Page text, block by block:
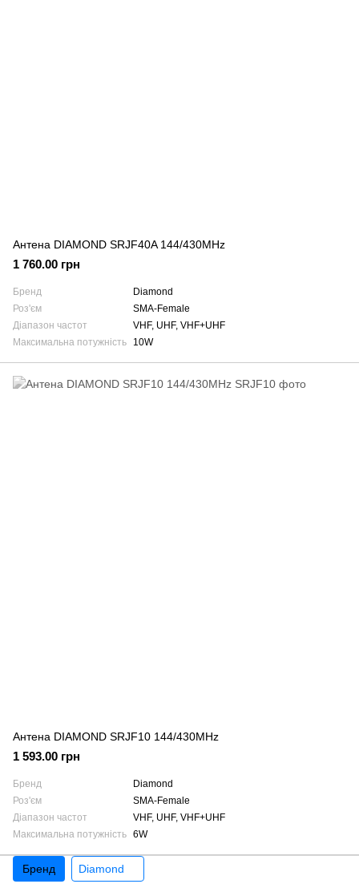
Антена DIAMOND SRJF40A 144/430MHz
1 760.00 грн
Бренд
Diamond
Роз'єм
SMA-Female
Діапазон частот
VHF, UHF, VHF+UHF
Максимальна потужність
10W
Антена DIAMOND SRJF10 144/430MHz
1 593.00 грн
Бренд
Diamond
Роз'єм
SMA-Female
Діапазон частот
VHF, UHF, VHF+UHF
Максимальна потужність 6W
Бренд Diamond